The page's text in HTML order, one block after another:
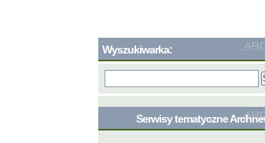
Wyszukiwarka:
Serwisy tematyczne